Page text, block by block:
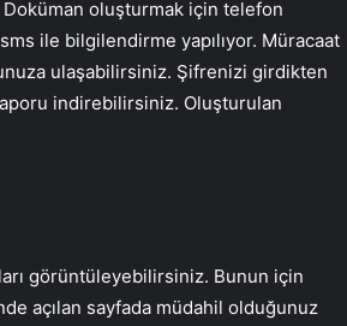
Doküman oluşturmak için telefon
ile bilgilendirme yapılıyor. Müracaat
ulaşabilirsiniz. Şifrenizi girdikten
indirebilirsiniz. Oluşturulan
görüntüleyebilirsiniz. Bunun için
açılan sayfada müdahil olduğunuz